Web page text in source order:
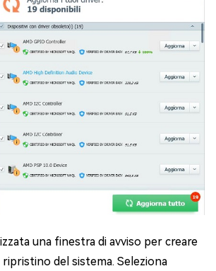
una finestra di avviso per creare
del sistema. Seleziona